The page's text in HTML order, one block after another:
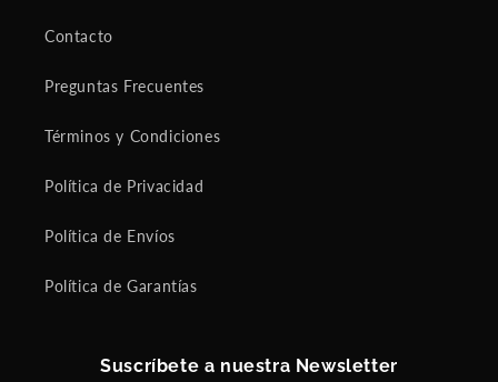
Contacto
Preguntas Frecuentes
Términos y Condiciones
Política de Privacidad
Política de Envíos
Política de Garantías
Suscríbete a nuestra Newsletter